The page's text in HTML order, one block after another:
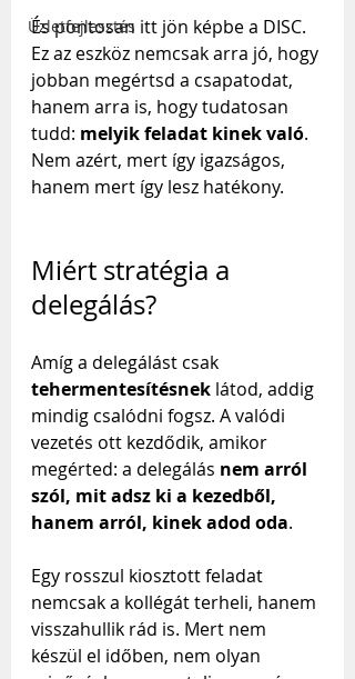
Üzletfejlesztés
És pontosan itt jön képbe a DISC.
Ez az eszköz nemcsak arra jó, hogy
jobban megértsd a csapatodat,
hanem arra is, hogy tudatosan
tudd: melyik feladat kinek való.
Nem azért, mert így igazságos,
hanem mert így lesz hatékony.
Miért stratégia a
delegálás?
Amíg a delegálást csak
tehermentesítésnek látod, addig
mindig csalódni fogsz. A valódi
vezetés ott kezdődik, amikor
megérted: a delegálás nem arról
szól, mit adsz ki a kezedből,
hanem arról, kinek adod oda.
Egy rosszul kiosztott feladat
nemcsak a kollégát terheli, hanem
visszahullik rád is. Mert nem
készül el időben, nem olyan